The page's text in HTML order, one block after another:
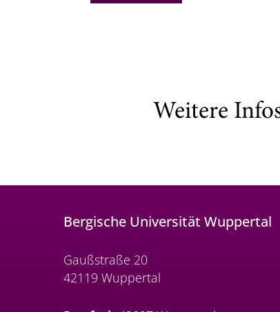
Weitere
Bergische Universität Wuppertal
Gaußstraße 20
42119 Wuppertal